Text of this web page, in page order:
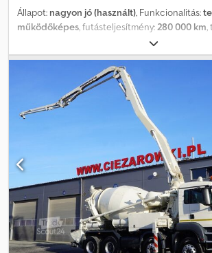
Állapot: nagyon jó (használt), Funkcionalitás:
működőképes, futásteljesítmény:280 000 km,
, üzemanyagtípus:dízel
szín:fehér, vezetőfülke:nappali fülke,
, Gyártási év:
Felszereltség:Tachográf, differenciálzár,
TGS 32.400 8×4 betonkeverő szivattyús
18 méter 2008 Futott 280 ezer km Motor 6
Rugós felfüggesztés Gumik 13R22.5 Hidraulika
21-3,67 0 18m Gyártási év 2008 A szivattyú
manuálisan vezérelhető Szivattyúzási
!!! Manuális váltó Légkondicionáló
Csdpfjzrw Tcox Aczoha Differenciálzár